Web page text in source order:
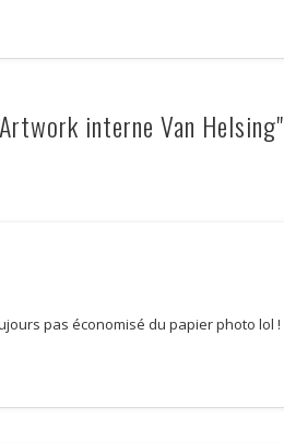
interne Van Helsing"
pas économisé du papier photo lol !